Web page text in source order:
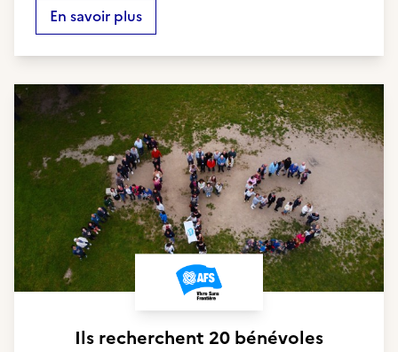
En savoir plus
Ils recherchent 20 bénévoles